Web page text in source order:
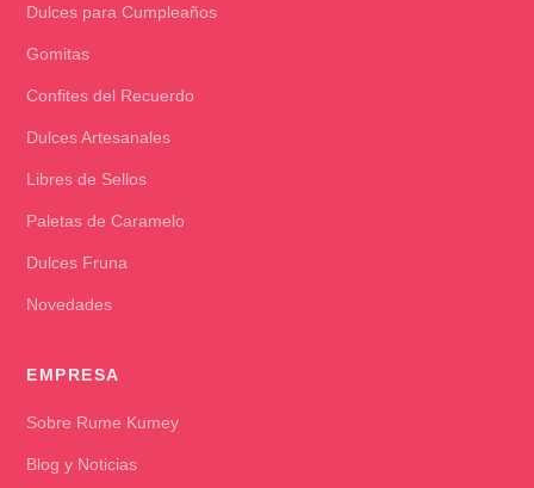
Dulces para Cumpleaños
Gomitas
Confites del Recuerdo
Dulces Artesanales
Libres de Sellos
Paletas de Caramelo
Dulces Fruna
Novedades
EMPRESA
Sobre Rume Kumey
Blog y Noticias